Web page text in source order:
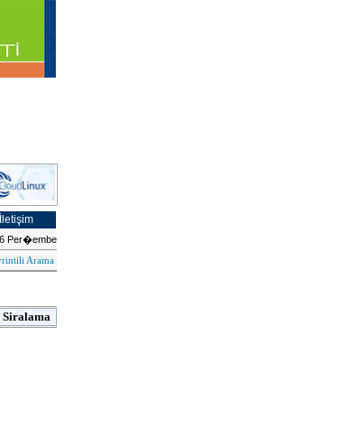
İletişim
Per�embe
Arama